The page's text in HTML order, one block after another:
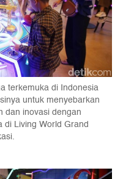
terkemuka di Indonesia
untuk menyebarkan
dan inovasi dengan
di Living World Grand